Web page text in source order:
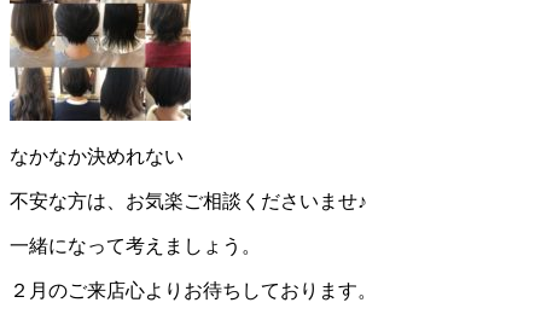
なかなか決めれない
不安な方は、お気楽ご相談くださいませ♪
一緒になって考えましょう。
２月のご来店心よりお待ちしております。